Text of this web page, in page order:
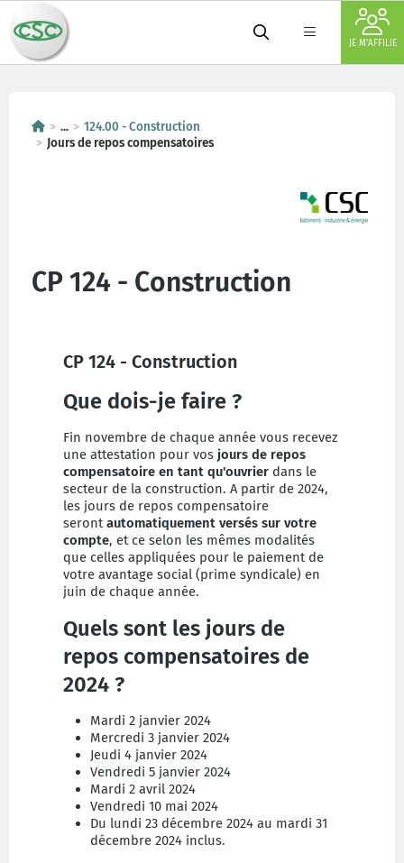
JE M'AFFILIE
...
124.00 - Construction
Jours de repos compensatoires
CP 124 - Construction
CP 124 - Construction
Que dois-je faire ?
Fin novembre de chaque année vous recevez
une attestation pour vos jours de repos
compensatoire en tant qu'ouvrier dans le
secteur de la construction. A partir de 2024,
les jours de repos compensatoire
seront automatiquement versés sur votre
compte, et ce selon les mêmes modalités
que celles appliquées pour le paiement de
votre avantage social (prime syndicale) en
juin de chaque année.
Quels sont les jours de
repos compensatoires de
2024 ?
Mardi 2 janvier 2024
Mercredi 3 janvier 2024
Jeudi 4 janvier 2024
Vendredi 5 janvier 2024
Mardi 2 avril 2024
Vendredi 10 mai 2024
Du lundi 23 décembre 2024 au mardi 31
décembre 2024 inclus.